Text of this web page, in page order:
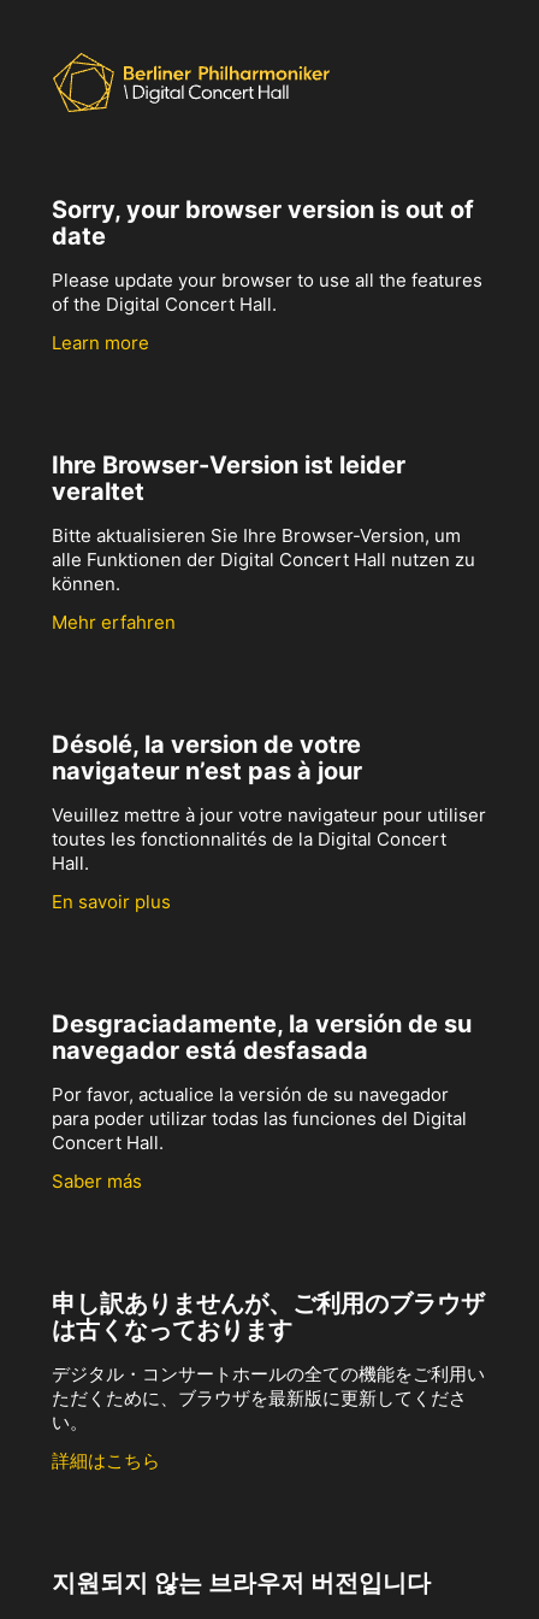
Sorry, your browser version is out of
date
Please update your browser to use all the features
of the Digital Concert Hall.
Learn more
Ihre Browser-Version ist leider
veraltet
Bitte aktualisieren Sie Ihre Browser-Version, um
alle Funktionen der Digital Concert Hall nutzen zu
können.
Mehr erfahren
Désolé, la version de votre
navigateur n’est pas à jour
Veuillez mettre à jour votre navigateur pour utiliser
toutes les fonctionnalités de la Digital Concert
Hall.
En savoir plus
Desgraciadamente, la versión de su
navegador está desfasada
Por favor, actualice la versión de su navegador
para poder utilizar todas las funciones del Digital
Concert Hall.
Saber más
申し訳ありませんが、ご利用のブラウザ
は古くなっております
デジタル・コンサートホールの全ての機能をご利用い
ただくために、ブラウザを最新版に更新してくださ
い。
詳細はこちら
지원되지 않는 브라우저 버전입니다